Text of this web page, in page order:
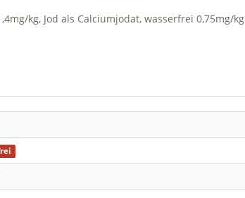
kg, Jod als Calciumjodat, wasserfrei 0,75mg/kg